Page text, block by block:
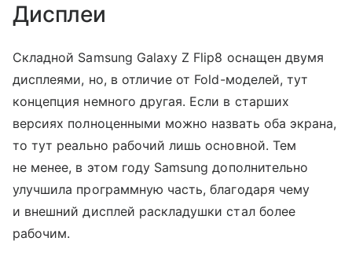
Дисплеи
Складной Samsung Galaxy Z Flip8 оснащен двумя
дисплеями, но, в отличие от Fold-моделей, тут
концепция немного другая. Если в старших
версиях полноценными можно назвать оба экрана,
то тут реально рабочий лишь основной. Тем
не менее, в этом году Samsung дополнительно
улучшила программную часть, благодаря чему
и внешний дисплей раскладушки стал более
рабочим.